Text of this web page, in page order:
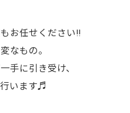
お任せください‼︎
なもの。
手に引き受け、
います♬